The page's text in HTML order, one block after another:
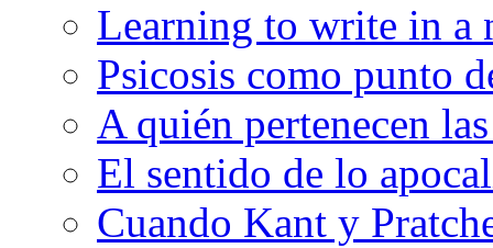
Learning to write in a
Psicosis como punto
A quién pertenecen
El sentido de lo
Cuando Kant y